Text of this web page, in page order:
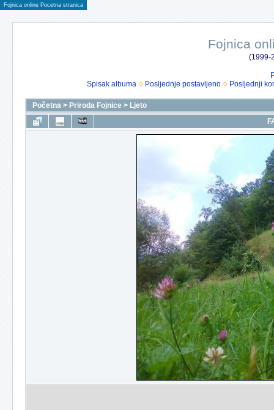
Fojnica online Pocetna stranica
Fojnica
(1999-
Spisak albuma
Posljednje postavljeno Posljednji
Početna > Priroda Fojnice > Ljeto